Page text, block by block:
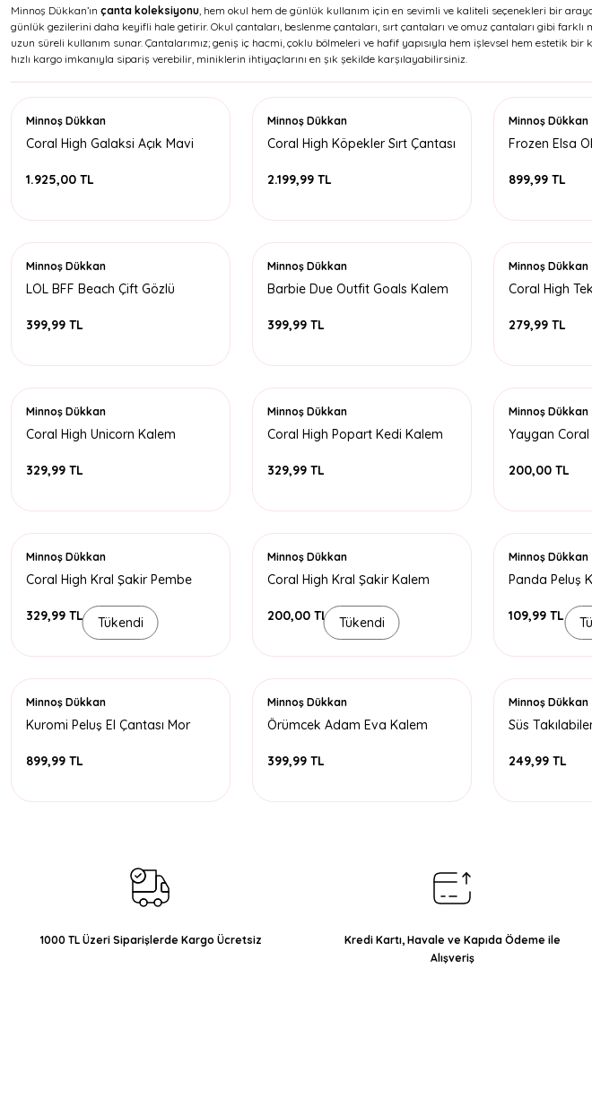
Minnoş Dükkan’ın çanta koleksiyonu, hem okul hem de günlük kullanım için en sevimli ve kaliteli seçenekleri bir
günlük gezilerini daha keyifli hale getirir. Okul çantaları, beslenme çantaları, sırt çantaları ve omuz çantaları gibi
uzun süreli kullanım sunar. Çantalarımız; geniş iç hacmi, çoklu bölmeleri ve hafif yapısıyla hem işlevsel hem estetik bir
hızlı kargo imkanıyla sipariş verebilir, miniklerin ihtiyaçlarını en şık şekilde karşılayabilirsiniz.
Minnoş Dükkan
Coral High Galaksi Açık Mavi
1.925,00 TL
Minnoş Dükkan
Coral High Köpekler Sırt Çantası
2.199,99 TL
Minnoş Dükkan
Frozen Elsa
899,99 TL
Minnoş Dükkan
LOL BFF Beach Çift Gözlü
399,99 TL
Minnoş Dükkan
Barbie Due Outfit Goals Kalem
399,99 TL
Minnoş Dükkan
Coral High
279,99 TL
Minnoş Dükkan
Coral High Unicorn Kalem
329,99 TL
Minnoş Dükkan
Coral High Popart Kedi Kalem
329,99 TL
Minnoş Dükkan
Yaygan
200,00 TL
Minnoş Dükkan
Coral High Kral Şakir Pembe
329,99 TL
Minnoş Dükkan
Coral High Kral Şakir Kalem
200,00 TL
Minnoş Dükkan
Panda Peluş
109,99 TL
Tükendi
Minnoş Dükkan
Kuromi Peluş El Çantası Mor
899,99 TL
Tükendi
Minnoş Dükkan
Örümcek Adam Eva Kalem
399,99 TL
Minnoş Dükkan
Süs
249,99 TL
1000 TL Üzeri Siparişlerde Kargo Ücretsiz
Kredi Kartı, Havale ve Kapıda Ödeme ile
Alışveriş